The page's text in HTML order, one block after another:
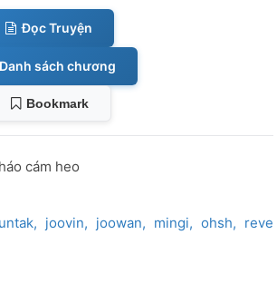
Đọc Truyện
Danh sách chương
Bookmark
cám heo
joovin joowan mingi ohsh